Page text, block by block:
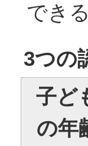
でき
3つの
子ど
の年